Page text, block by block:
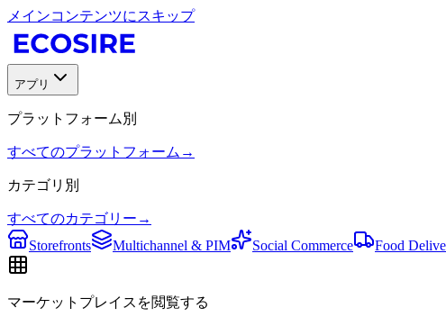
メインコンテンツにスキップ
アプリ
プラットフォーム別
すべてのプラットフォーム →
カテゴリ別
すべてのカテゴリー →
Storefronts
Multichannel & PIM Social Commerce Food
マーケットプレイスを閲覧する